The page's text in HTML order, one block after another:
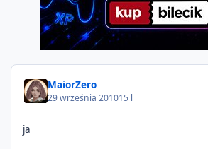
MaiorZero
29 września 201015 l
ja